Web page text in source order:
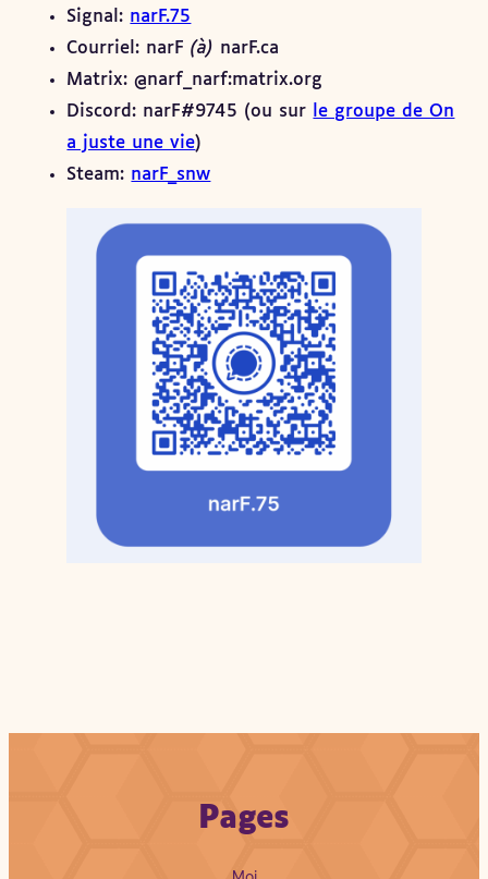
Signal: narF.75
Courriel: narF(à) narF.ca
Matrix: @narf_narf:matrix.org
Discord: narF#9745 (ou sur
le groupe de On
a juste une vie)
Steam: narF_snw
Pages